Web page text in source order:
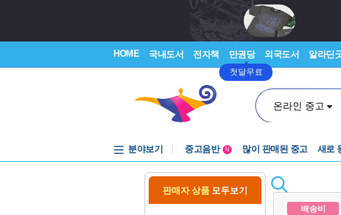
HOME 국내도서 전자책 만권당
첫달무료
외국도서 알라딘
온라인 중고
분야보기
중고음반
중고음반
N 많이 판매된 중고 새로
판매자 상품 모두보기
배송비